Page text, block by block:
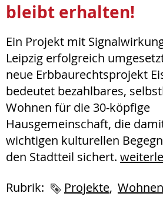
bleibt erhalten!
Ein Projekt mit
Leipzig erfolgreich
neue Erbbaurechtsprojekt
bedeutet bezahlbares,
Wohnen für die 30-köpfige
Hausgemeinschaft, die
wichtigen kulturellen
den Stadtteil sichert.
Rubrik:
Schlagworte
Projekte Wohnen